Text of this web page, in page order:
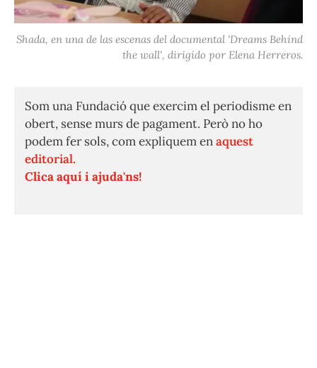
Shada, en una de las escenas del documental 'Dreams Behind
the wall', dirigido por Elena Herreros.
Som una Fundació que exercim el periodisme en
obert, sense murs de pagament. Però no ho
podem fer sols, com expliquem enaquest
editorial.
Clica aquí i ajuda'ns!